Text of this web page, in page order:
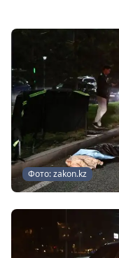
Фото: zakon.kz